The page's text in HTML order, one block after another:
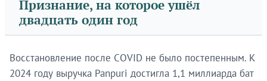
Признание, на которое ушёл
двадцать один год
Восстановление после COVID не было постепенным. К
2024 году выручка Panpuri достигла 1,1 миллиарда бат